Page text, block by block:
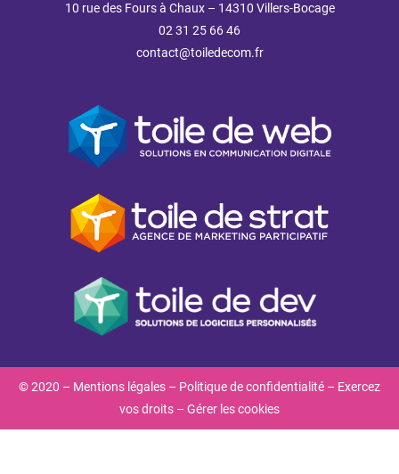
10 rue des Fours à Chaux – 14310 Villers-Bocage
02 31 25 66 46
contact@toiledecom.fr
© 2020 – Mentions légales – Politique de confidentialité – Exercez
vos droits – Gérer les cookies